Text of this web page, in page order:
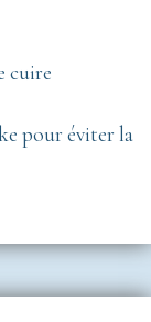
cuire
pour éviter la